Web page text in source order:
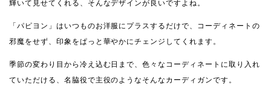
輝いて見せてくれる、そんなデザインが良いですよね。
「パピヨン」はいつものお洋服にプラスするだけで、コーディネートの
邪魔をせず、印象をぱっと華やかにチェンジしてくれます。
季節の変わり目から冷え込む日まで、色々なコーディネートに取り入れ
ていただける、名脇役で主役のようなそんなカーディガンです。